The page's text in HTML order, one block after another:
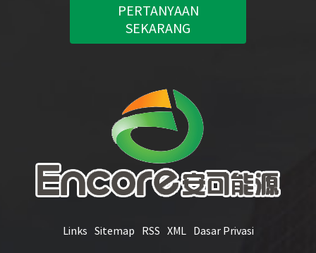
PERTANYAAN
SEKARANG
Links Sitemap RSS XML Dasar Privasi